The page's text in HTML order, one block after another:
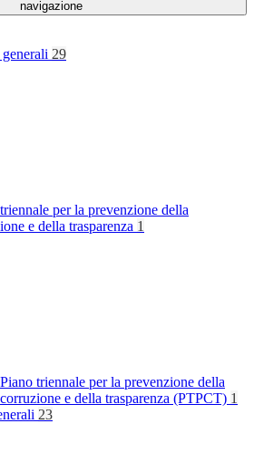
navigazione
29
per la prevenzione della
e della trasparenza 1
Piano triennale per la prevenzione della
corruzione e della trasparenza (PTPCT) 1
23